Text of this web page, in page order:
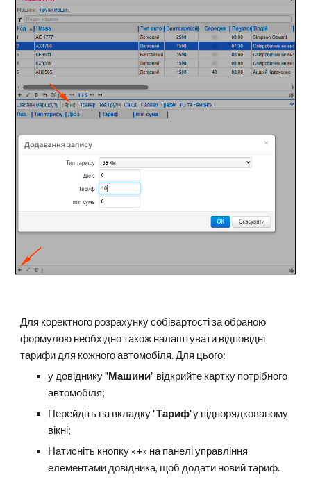
Для коректного розрахунку собівартості за обраною
формулою необхідно також налаштувати відповідні
тарифи для кожного автомобіля. Для цього:
у довіднику "Машини" відкрийте картку потрібного
автомобіля;
Перейдіть на вкладку "Тариф"у підпорядкованому
вікні;
Натисніть кнопку «+» на панелі управління
елементами довідника, щоб додати новий тариф.